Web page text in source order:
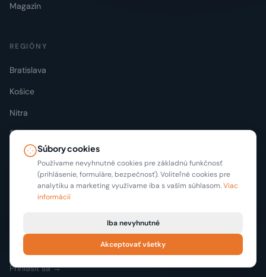
Magazín
REGIÓNY
Bratislava
Košice
Nitra
Žilina
PRE REALITNÉ KANCELÁRIE
Profesionálny realitný portál pre kancelárie. Inzerujte 6 mesiacov
Prihlásiť sa →
Súbory cookies
Používame nevyhnutné cookies pre základnú funkčnosť
(prihlásenie, formuláre, bezpečnosť). Voliteľné cookies pre
analytiku a marketing využívame iba s vaším súhlasom.Viac
informácií
Iba nevyhnutné
Akceptovať všetky